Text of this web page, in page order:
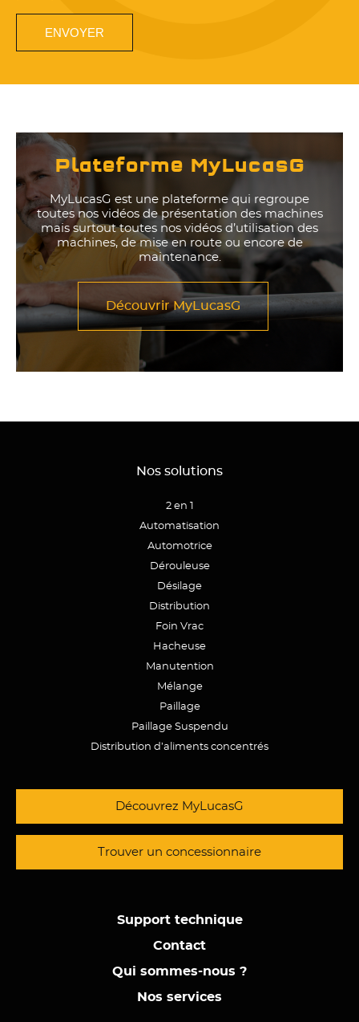
Plateforme MyLucasG
MyLucasG est une plateforme qui regroupe
toutes nos vidéos de présentation des machines
mais surtout toutes nos vidéos d’utilisation des
machines, de mise en route ou encore de
maintenance.
Découvrir MyLucasG
Nos solutions
2 en 1
Automatisation
Automotrice
Dérouleuse
Désilage
Distribution
Foin Vrac
Hacheuse
Manutention
Mélange
Paillage
Paillage Suspendu
Distribution d’aliments concentrés
Découvrez MyLucasG
Trouver un concessionnaire
Support technique
Contact
Qui sommes-nous ?
Nos services